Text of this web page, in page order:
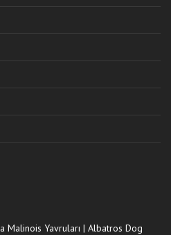
Malinois Yavruları | Albatros Dog